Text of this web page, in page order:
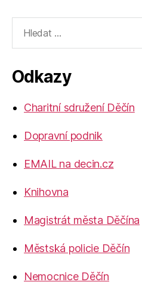
vyhledávání:
Odkazy
Charitní sdružení Děčín
Dopravní podnik
EMAIL na decin.cz
Knihovna
Magistrát města Děčína
Městská policie Děčín
Nemocnice Děčín